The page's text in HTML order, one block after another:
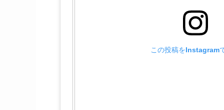
この投稿をInstagram